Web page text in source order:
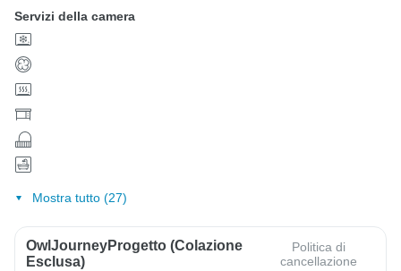
Servizi della camera
Mostra tutto (27)
OwlJourneyProgetto (colazione
Esclusa)
Politica di
cancellazione